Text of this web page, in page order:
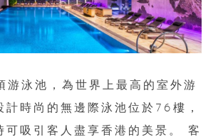
游泳池，為世界上最高的室外游
計時尚的無邊際泳池位於76樓，
可吸引客人盡享香港的美景。 客